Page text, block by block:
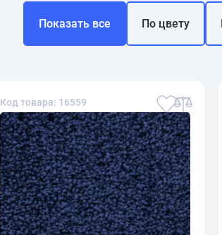
Показать все По цвету
Код товара: 16559